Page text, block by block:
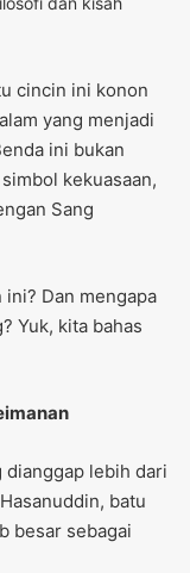
cincin ini konon
yang menjadi
ini bukan
kekuasaan,
Sang
Dan mengapa
Yuk, kita bahas
dianggap lebih dari
batu
besar sebagai